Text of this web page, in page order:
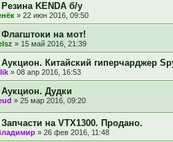
Резина KENDA б/у
» 22 июн 2016, 09:50
Флагштоки на мот!
» 15 май 2016, 21:39
Аукцион. Китайский гиперчарджер
» 08 апр 2016, 16:53
Аукцион. Дудки
» 25 мар 2016, 09:20
Запчасти на VTX1300. Продано.
» 26 фев 2016, 11:48